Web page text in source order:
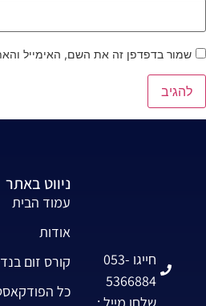
שמור בדפדפן זה את השם, האימייל
חייגו 053-
5366884
ניווט באתר
עמוד הבית
אודות
קורס זום
כל